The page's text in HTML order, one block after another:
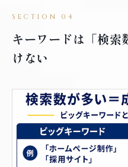
キーワードは「検索
けない